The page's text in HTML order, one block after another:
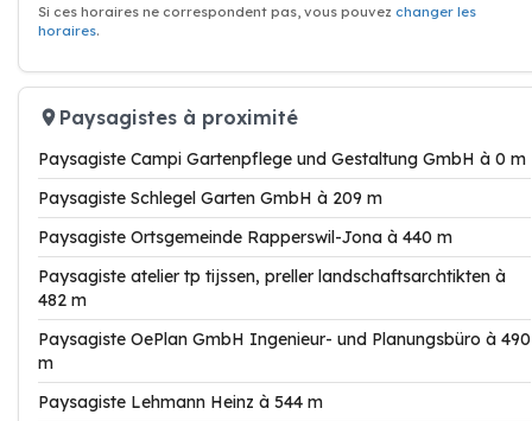
Si ces horaires ne correspondent pas, vous pouvez changer les
horaires.
Paysagistes à proximité
Paysagiste Campi Gartenpflege und Gestaltung GmbH à 0 m
Paysagiste Schlegel Garten GmbH à 209 m
Paysagiste Ortsgemeinde Rapperswil-Jona à 440 m
Paysagiste atelier tp tijssen, preller landschaftsarchtikten à
482 m
Paysagiste OePlan GmbH Ingenieur- und Planungsbüro à 490
m
Paysagiste Lehmann Heinz à 544 m